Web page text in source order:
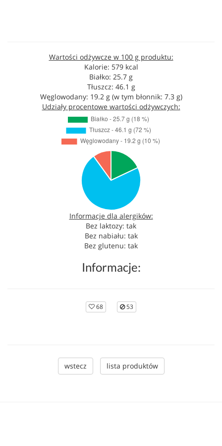
Wartości odżywcze w 100 g produktu:
Kalorie: 579 kcal
Białko: 25.7 g
Tłuszcz: 46.1 g
Węglowodany: 19.2 g (w tym błonnik: 7.3 g)
Udziały procentowe wartości odżywczych:
Informacje dla alergików:
Bez laktozy: tak
Bez nabiału: tak
Bez glutenu: tak
Informacje:
68 53
wstecz lista produktów